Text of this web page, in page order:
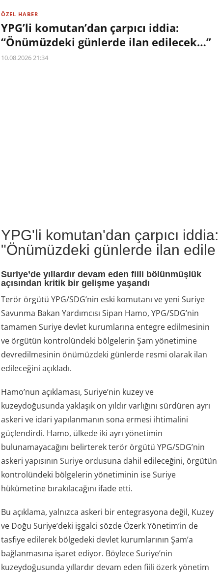
ÖZEL HABER
YPG’li komutan’dan çarpıcı iddia:
“Önümüzdeki günlerde ilan edilecek…”
10.08.2026 21:34
YPG'li komutan'dan çarpıcı iddia:
"Önümüzdeki günlerde ilan edile
Suriye’de yıllardır devam eden fiili bölünmüşlük
açısından kritik bir gelişme yaşandı
Terör örgütü YPG/SDG’nin eski komutanı ve yeni Suriye
Savunma Bakan Yardımcısı Sipan Hamo, YPG/SDG’nin
tamamen Suriye devlet kurumlarına entegre edilmesinin
ve örgütün kontrolündeki bölgelerin Şam yönetimine
devredilmesinin önümüzdeki günlerde resmi olarak ilan
edileceğini açıkladı.
Hamo’nun açıklaması, Suriye’nin kuzey ve
kuzeydoğusunda yaklaşık on yıldır varlığını sürdüren ayrı
askeri ve idari yapılanmanın sona ermesi ihtimalini
güçlendirdi. Hamo, ülkede iki ayrı yönetimin
bulunamayacağını belirterek terör örgütü YPG/SDG’nin
askeri yapısınınSuriye ordusuna dahil edileceğini, örgütün
kontrolündeki bölgelerin yönetiminin ise Suriye
hükümetine bırakılacağını ifade etti.
Bu açıklama, yalnızca askeri bir entegrasyona değil, Kuzey
ve Doğu Suriye’deki işgalci sözde Özerk Yönetim’in de
tasfiye edilerek bölgedeki devlet kurumlarının Şam’a
bağlanmasına işaret ediyor. Böylece Suriye’nin
kuzeydoğusunda yıllardır devam eden fiili özerk yönetim